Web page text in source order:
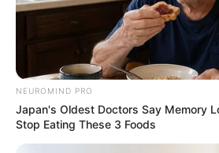
ΤΙ ΣΗΜΑΙΝΕΙ ΠΕΔΙΟ
ΟΤΑΝ ΣΥΝΕΙΔΗΤΟΠΟΙΗΣΕΙΣ ΑΚΡΙΒΩΣ ΤΙ
ΕΝΣΑΡΚΩΣΕΩΝ, ΟΤΙ ΕΝΑ ΤΕΤΟΙΟ
ΠΟΥ ΔΙΑΜΟΡΦΩΘΗΚΕ ΣΕ ΠΕΔΙΟ
ΕΝΣΑΡΚΩΣΗ ΜΙΑΣ ΨΥΧΗΣ…...
NEUROMIND PRO
Japan's Oldest Doctors Say Memory
Stop Eating These 3 Foods